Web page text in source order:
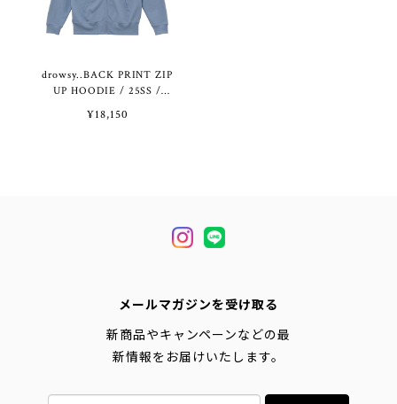
drowsy..BACK PRINT ZIP
UP HOODIE / 25SS /
AB（10.0オンス）
¥18,150
メールマガジンを受け取る
新商品やキャンペーンなどの最
新情報をお届けいたします。